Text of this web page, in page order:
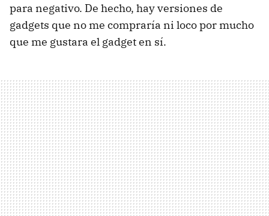
para negativo. De hecho, hay versiones de
gadgets que no me compraría ni loco por mucho
que me gustara el gadget en sí.